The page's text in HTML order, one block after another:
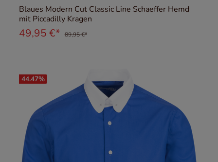
Blaues Modern Cut Classic Line Schaeffer Hemd
mit Piccadilly Kragen
49,95 €* 89,95 €*
44.47%